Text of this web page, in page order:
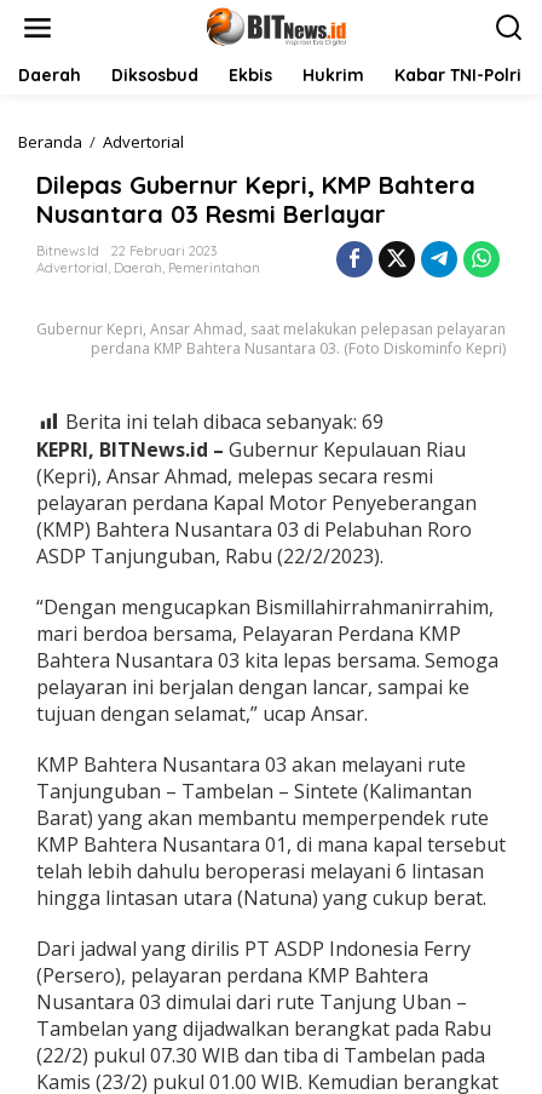
Daerah Diksosbud Ekbis Hukrim Kabar TNI-Polri
Beranda / Advertorial
l
e
p
a
s
b
e
u
r
K
e
p
r
i
K
M
P
B
a
h
r
a
N
u
s
a
n
a
r
0
3
R
e
Dilepas Gubernur Kepri, KMP Bahtera
Nusantara 03 Resmi Berlayar
Bitnews.id
22 Februari 2023
Advertorial, Daerah, Pemerintahan
Gubernur Kepri, Ansar Ahmad, saat melakukan pelepasan pelayaran
perdana KMP Bahtera Nusantara 03. (Foto Diskominfo Kepri)
Berita ini telah dibaca sebanyak: 69
KEPRI, BITNews.id – Gubernur Kepulauan Riau
(Kepri), Ansar Ahmad, melepas secara resmi
pelayaran perdana Kapal Motor Penyeberangan
(KMP) Bahtera Nusantara 03 di Pelabuhan Roro
ASDP Tanjunguban, Rabu (22/2/2023).
“Dengan mengucapkan Bismillahirrahmanirrahim,
mari berdoa bersama, Pelayaran Perdana KMP
Bahtera Nusantara 03 kita lepas bersama. Semoga
pelayaran ini berjalan dengan lancar, sampai ke
tujuan dengan selamat,” ucap Ansar.
KMP Bahtera Nusantara 03 akan melayani rute
Tanjunguban – Tambelan – Sintete (Kalimantan
Barat) yang akan membantu memperpendek rute
KMP Bahtera Nusantara 01, di mana kapal tersebut
telah lebih dahulu beroperasi melayani 6 lintasan
hingga lintasan utara (Natuna) yang cukup berat.
Dari jadwal yang dirilis PT ASDP Indonesia Ferry
(Persero), pelayaran perdana KMP Bahtera
Nusantara 03 dimulai dari rute Tanjung Uban –
Tambelan yang dijadwalkan berangkat pada Rabu
(22/2) pukul 07.30 WIB dan tiba di Tambelan pada
Kamis (23/2) pukul 01.00 WIB. Kemudian berangkat